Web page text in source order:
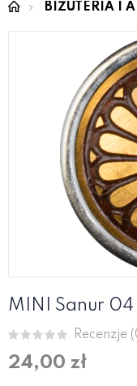
BIŻUTERIA I
MINI Sanur 04
Recenzje (
24,00 zł